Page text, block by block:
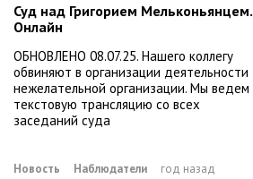
Суд над Григорием Мельконьянцем.
Онлайн
ОБНОВЛЕНО 08.07.25. Нашего коллегу
обвиняют в организации деятельности
нежелательной организации. Мы ведем
текстовую трансляцию со всех
заседаний суда
Новость Наблюдатели год назад